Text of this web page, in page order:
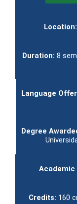
Location:
Duration: 8
Language
Degree
Academic
Credits: 160